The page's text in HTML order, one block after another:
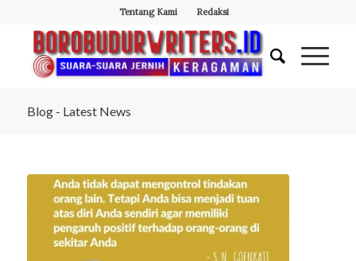
Tentang Kami Redaksi
Blog - Latest News